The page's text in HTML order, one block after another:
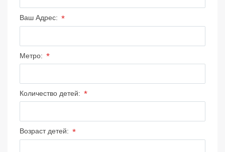
Ваш Адрес: *
Метро: *
Количество детей: *
Возраст детей: *